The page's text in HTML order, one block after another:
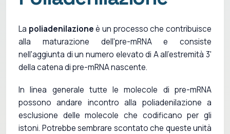
La poliadenilazioneè un processo che contribuisce
alla maturazione dell'pre-mRNA e consiste
nell'aggiunta di un numero elevato di A all'estremità 3'
della catena di pre-mRNA nascente.
In linea generale tutte le molecole di pre-mRNA
possono andare incontro alla poliadenilazione a
esclusione delle molecole che codificano per gli
istoni. Potrebbe sembrare scontato che queste unità